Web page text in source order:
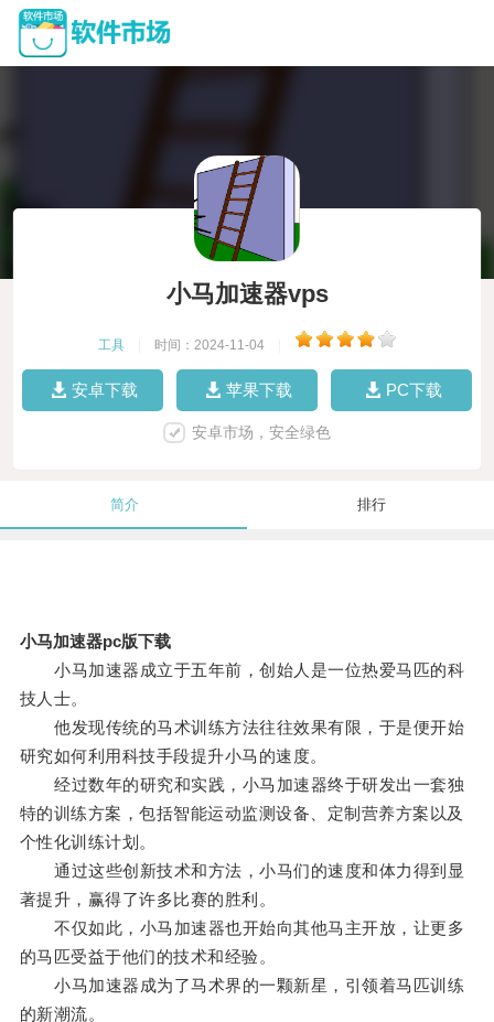
小马加速器vps
工具 时间：2024-11-04
安卓下载 苹果下载 PC下载
安卓市场，安全绿色
简介 排行
小马加速器pc版下载
小马加速器成立于五年前，创始人是一位热爱马匹的科
技人士。
他发现传统的马术训练方法往往效果有限，于是便开始
研究如何利用科技手段提升小马的速度。
经过数年的研究和实践，小马加速器终于研发出一套独
特的训练方案，包括智能运动监测设备、定制营养方案以及
个性化训练计划。
通过这些创新技术和方法，小马们的速度和体力得到显
著提升，赢得了许多比赛的胜利。
不仅如此，小马加速器也开始向其他马主开放，让更多
的马匹受益于他们的技术和经验。
小马加速器成为了马术界的一颗新星，引领着马匹训练
的新潮流。